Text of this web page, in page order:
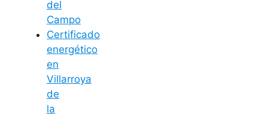
del
Campo
Certificado
energético
en
Villarroya
de
la